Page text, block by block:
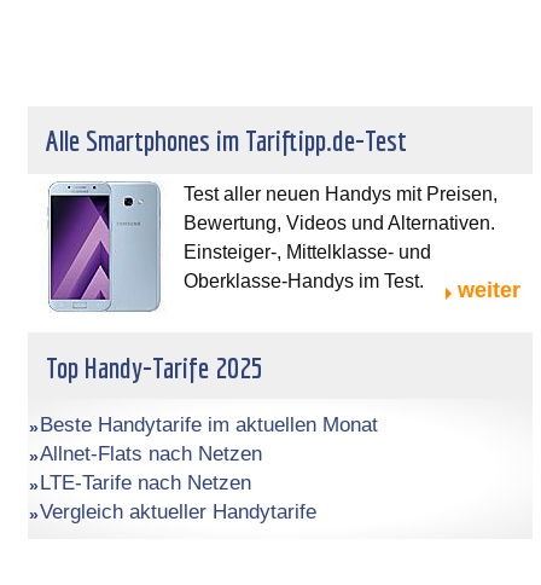
Alle Smartphones im Tariftipp.de-Test
Test aller neuen Handys mit Preisen,
Bewertung, Videos und Alternativen.
Einsteiger-, Mittelklasse- und
Oberklasse-Handys im Test.
weiter
Top Handy-Tarife 2025
Beste Handytarife im aktuellen Monat
Allnet-Flats nach Netzen
LTE-Tarife nach Netzen
Vergleich aktueller Handytarife